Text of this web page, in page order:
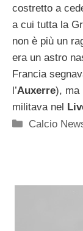
costretto a
a cui tutta la
non è più un
era un astro
Francia
l’Auxerre), ma
militava nel
Categorie
Calcio